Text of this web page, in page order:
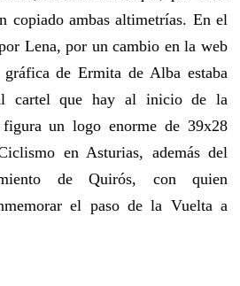
copiado ambas altimetrías. En el
Lena, por un cambio en la web
de Ermita de Alba estaba
cartel que hay al inicio de la
un logo enorme de 39x28
en Asturias, además del
de Quirós, con quien
el paso de la Vuelta a